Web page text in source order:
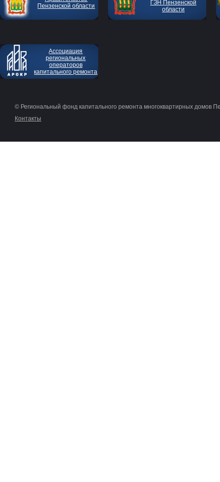
Пензенской области
ГЗН Пензенской
области
Ассоциация
региональных
операторов
капитального ремонта
© Региональный фонд капитального ремонта многоквартирных домов
Контакты